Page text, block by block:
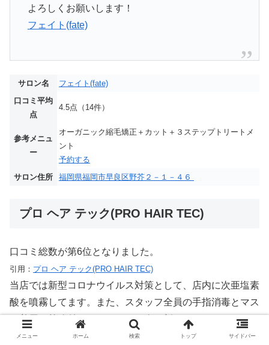
よろしくお願いします！
フェイト(fate)
サロン名
フェイト(fate)
口コミ平均
点
4.5点（14件）
参考メニュ
ー
オーガニック縮毛矯正＋カット＋３ステップトリートメ
ント
予約する
サロン住所
福岡県福岡市早良区野芥２－１－４６
プロ ヘア テック(PRO HAIR TEC)
口コミ総数が第6位となりました。
引用： プロ ヘア テック(PRO HAIR TEC)
当店では新型コロナウイルス対策として、店内に次亜塩素
酸を噴霧してます。また、スタッフ全員の手指消毒とマス
ク着用を義務付けております。春を新しいヘアスタイルで
迎える準備はできましたか？[グラデーション][インナー]
メニュー ホーム 検索 トップ サイドバー